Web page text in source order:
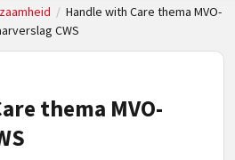
/ Handle with Care thema MVO-
CWS
thema MVO-